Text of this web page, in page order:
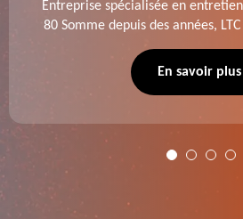
Entreprise spécialisée en
80 Somme depuis des années,
de dessouchage et autre.
En savoir plus